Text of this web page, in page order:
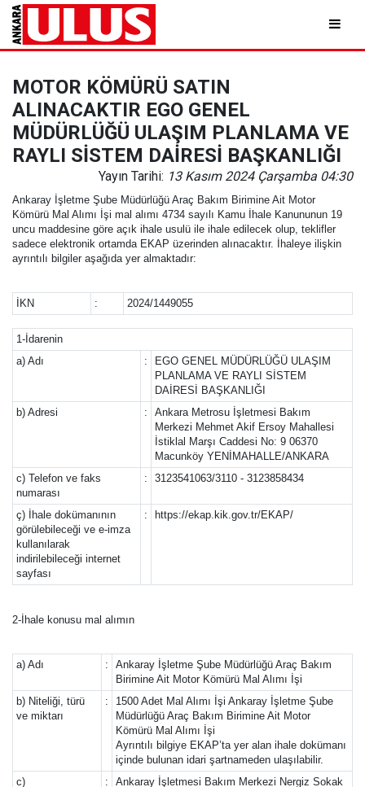
MOTOR KÖMÜRÜ SATIN
ALINACAKTIR EGO GENEL
MÜDÜRLÜĞÜ ULAŞIM PLANLAMA VE
RAYLI SİSTEM DAİRESİ BAŞKANLIĞI
Yayın Tarihi: 13 Kasım 2024 Çarşamba 04:30
Ankaray İşletme Şube Müdürlüğü Araç Bakım Birimine Ait Motor
Kömürü Mal Alımı İşi mal alımı 4734 sayılı Kamu İhale Kanununun 19
uncu maddesine göre açık ihale usulü ile ihale edilecek olup, teklifler
sadece elektronik ortamda EKAP üzerinden alınacaktır. İhaleye ilişkin
ayrıntılı bilgiler aşağıda yer almaktadır:
İKN : 2024/1449055
1-İdarenin
a) Adı
:
EGO GENEL MÜDÜRLÜĞÜ ULAŞIM
PLANLAMA VE RAYLI SİSTEM
DAİRESİ BAŞKANLIĞI
b) Adresi
:
Ankara Metrosu İşletmesi Bakım
Merkezi Mehmet Akif Ersoy Mahallesi
İstiklal Marşı Caddesi No: 9 06370
Macunköy YENİMAHALLE/ANKARA
c) Telefon ve faks
numarası
: 3123541063/3110 - 3123858434
ç) İhale dokümanının
görülebileceği ve e-imza
kullanılarak
indirilebileceği internet
sayfası
: https://ekap.kik.gov.tr/EKAP/
2-İhale konusu mal alımın
a) Adı :
Ankaray İşletme Şube Müdürlüğü Araç Bakım
Birimine Ait Motor Kömürü Mal Alımı İşi
b) Niteliği, türü
ve miktarı
:
1500 Adet Mal Alımı İşi Ankaray İşletme Şube
Müdürlüğü Araç Bakım Birimine Ait Motor
Kömürü Mal Alımı İşi
Ayrıntılı bilgiye EKAP’ta yer alan ihale dokümanı
içinde bulunan idari şartnameden ulaşılabilir.
c)
:
Ankaray İşletmesi Bakım Merkezi Nergiz Sokak